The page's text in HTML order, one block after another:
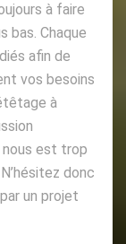
à faire
bas. Chaque
afin de
vos besoins
à
nous est trop
donc
un projet